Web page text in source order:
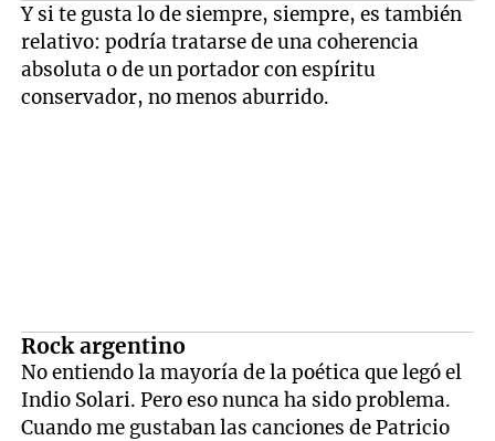
Y si te gusta lo de siempre, siempre, es también
relativo: podría tratarse de una coherencia
absoluta o de un portador con espíritu
conservador, no menos aburrido.
Rock argentino
No entiendo la mayoría de la poética que legó el
Indio Solari. Pero eso nunca ha sido problema.
Cuando me gustaban las canciones de Patricio